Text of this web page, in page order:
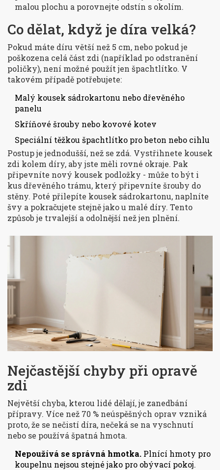
malou plochu a porovnejte odstín s okolím.
Co dělat, když je díra velká?
Pokud máte díru větší než 5 cm, nebo pokud je
poškozena celá část zdi (například po odstranění
poličky), není možné použít jen špachtlítko. V
takovém případě potřebujete:
Malý kousek sádrokartonu nebo dřevěného
panelu
Skříňové šrouby nebo kovové kotev
Speciální těžkou špachtlítko pro beton nebo cihlu
Postup je jednodušší, než se zdá. Vystřihnete kousek
zdi kolem díry, aby jste měli rovné okraje. Pak
připevníte nový kousek podložky - může to být i
kus dřevěného trámu, který připevníte šrouby do
stěny. Poté přilepíte kousek sádrokartonu, naplníte
švy a pokračujete stejně jako u malé díry. Tento
způsob je trvalejší a odolnější než jen plnění.
Nejčastější chyby při opravě
zdi
Největší chyba, kterou lidé dělají, je zanedbání
přípravy. Více než 70 % neúspěšných oprav vzniká
proto, že se nečistí díra, nečeká se na vyschnutí
nebo se používá špatná hmota.
Nepoužívá se správná hmotka. Plnící hmoty pro
koupelnu nejsou stejné jako pro obývací pokoj.